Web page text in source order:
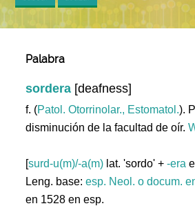
Palabra
sordera [deafness]
f. (Patol. Otorrinolar., Estomatol.).
disminución de la facultad de oír.
[surd-u(m)/-a(m) lat. 'sordo' +-era
Leng. base:esp. Neol. o docum.
en 1528 en esp.